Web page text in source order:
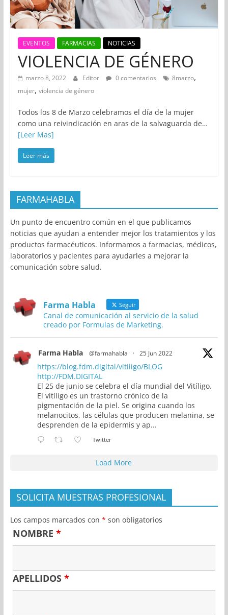
EVENTOS FARMACIAS NOTICIAS
VIOLENCIA DE GÉNERO
marzo 8, 2022 Editor 0 comentarios 8marzo,
mujer, violencia de género
Todos los 8 de Marzo celebramos el día de la mujer
como una reivindicación en aras de la salvaguarda de…
[Leer Mas]
Leer más
FARMAHABLA
Un punto de encuentro común en el que publicamos
noticias que ayudan a entender mejor los tratamientos y los
productos farmacéuticos. Informamos a farmacias, médicos,
laboratorios y pacientes para ayudarles a mejorar la
comunicación sobre salud.
Farma Habla Seguir
Canal de comunicación al servicio de la salud
creado por Formulas de Marketing.
Farma Habla @farmahabla · 25 Jun 2022
https://blog.fdm.digital/vitiligo/BLOG
http://FDM.DIGITAL
El 25 de junio se celebra el día mundial del Vitíligo.
El vitíligo es un trastorno crónico de la
pigmentación de la piel. Se origina cuando los
melanocitos, las células que producen melanina, se
desprenden de la epidermis y ap...
Twitter
Load More
SOLICITA MUESTRAS PROFESIONAL
Los campos marcados con * son obligatorios
NOMBRE *
APELLIDOS *